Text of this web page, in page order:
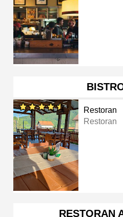
Restoran
Restoran
RESTORAN